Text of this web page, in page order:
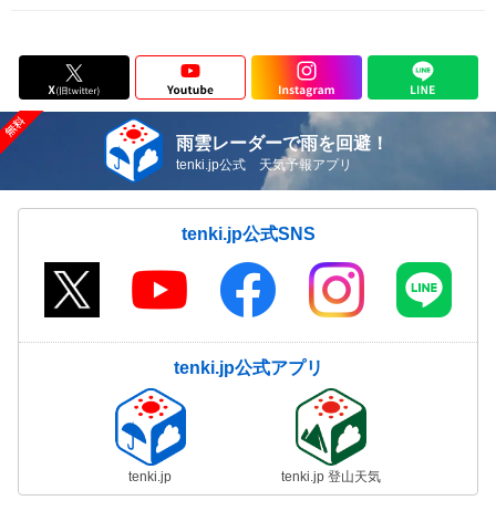
雨雲レーダーで雨を回避！
tenki.jp公式 天気予報アプリ
tenki.jp公式SNS
tenki.jp公式アプリ
tenki.jp tenki.jp 登山天気